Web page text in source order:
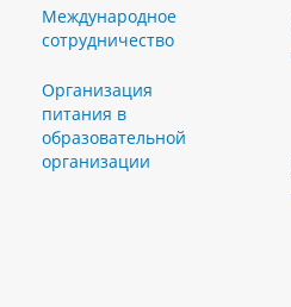
Международное
сотрудничество
Организация
питания в
образовательной
организации